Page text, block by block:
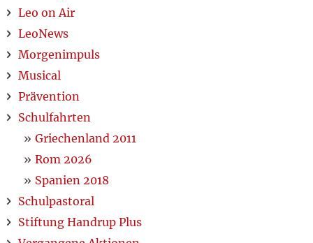
Leo on Air
LeoNews
Morgenimpuls
Musical
Prävention
Schulfahrten
Griechenland 2011
Rom 2026
Spanien 2018
Schulpastoral
Stiftung Handrup Plus